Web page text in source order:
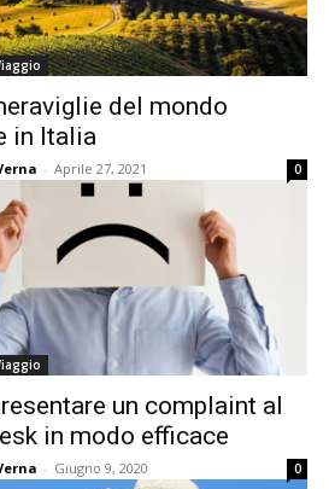
del mondo
in Italia
- Aprile 27, 2021 0
un complaint al
in modo efficace
- Giugno 9, 2020 0